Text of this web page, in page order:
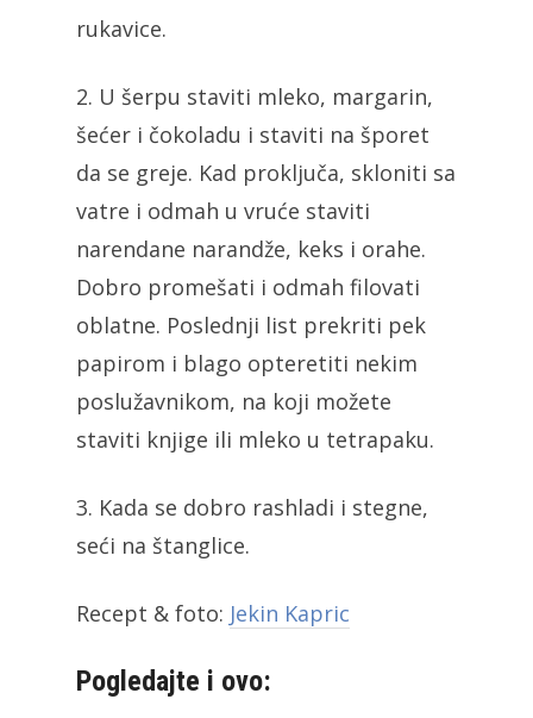
rukavice.
2. U šerpu staviti mleko, margarin,
šećer i čokoladu i staviti na šporet
da se greje. Kad proključa, skloniti sa
vatre i odmah u vruće staviti
narendane narandže, keks i orahe.
Dobro promešati i odmah filovati
oblatne. Poslednji list prekriti pek
papirom i blago opteretiti nekim
poslužavnikom, na koji možete
staviti knjige ili mleko u tetrapaku.
3. Kada se dobro rashladi i stegne,
seći na štanglice.
Recept & foto: Jekin Kapric
Pogledajte i ovo: